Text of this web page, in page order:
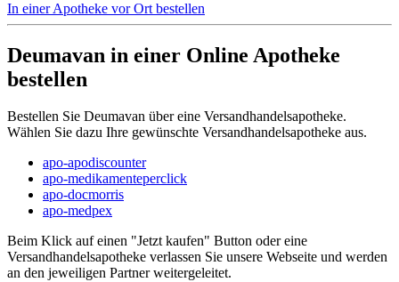
In einer Apotheke vor Ort bestellen
Deumavan in einer Online Apotheke
bestellen
Bestellen Sie Deumavan über eine Versandhandelsapotheke.
Wählen Sie dazu Ihre gewünschte Versandhandelsapotheke aus.
apo-apodiscounter
apo-medikamenteperclick
apo-docmorris
apo-medpex
Beim Klick auf einen "Jetzt kaufen" Button oder eine
Versandhandelsapotheke verlassen Sie unsere Webseite und werden
an den jeweiligen Partner weitergeleitet.